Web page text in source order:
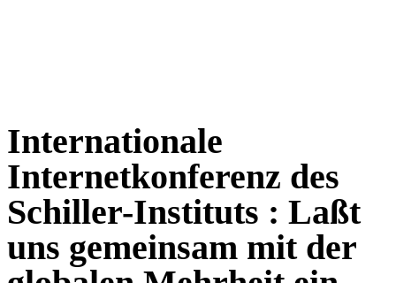
Internationale
Internetkonferenz des
Schiller-Instituts : Laßt
uns gemeinsam mit der